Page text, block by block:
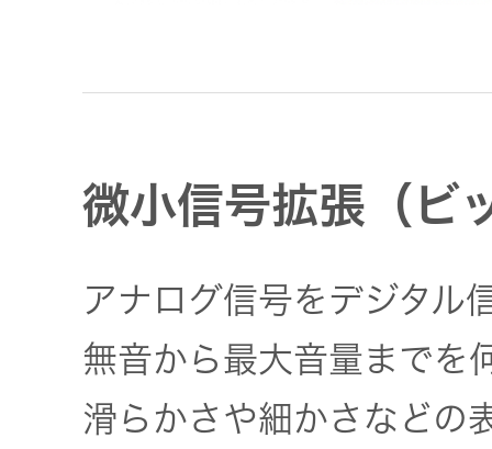
微小信号拡張（ビ
アナログ信号をデジタル
無音から最大音量までを
滑らかさや細かさなどの